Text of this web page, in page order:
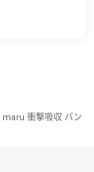
maru 衝撃吸収 バン